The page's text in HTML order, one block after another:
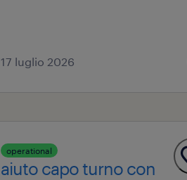
17 luglio 2026
operational
aiuto capo turno con